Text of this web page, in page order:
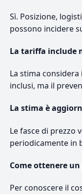
Sì. Posizione,
possono incidere
La tariffa include
La stima
inclusi, ma il
La stima è
Le fasce di prezzo
periodicamente in
Come ottenere un
Per conoscere il